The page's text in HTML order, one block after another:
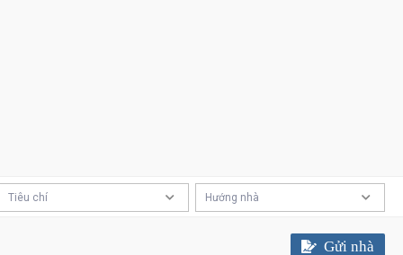
Tiêu chí Hướng nhà
Gửi nhà